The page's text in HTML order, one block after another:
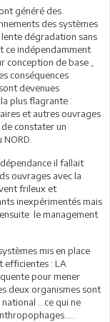
généré des
des systèmes
dégradation sans
ce indépendamment
de base ,
conséquences
devenues
plus flagrante :
et autres ouvrages
constater un
il fallait
ouvrages avec la
frileux et
inexpérimentés mais
le management
mis en place
efficientes : LA
pour mener
deux organismes sont
…ce qui ne